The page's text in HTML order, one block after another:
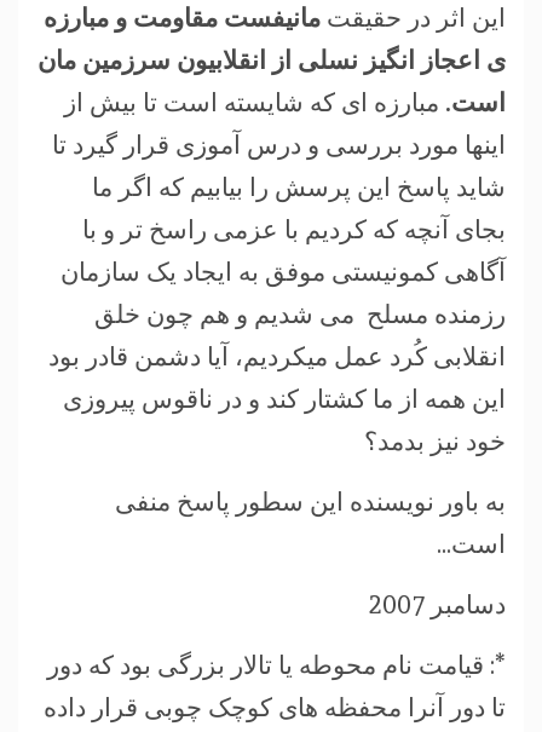
این اثر در حقیقت مانيفست مقاومت و مبارزه
ی اعجاز انگیز نسلی از انقلابیون سرزمین مان
است. مبارزه ای که شایسته است تا بیش از
اینها مورد بررسی و درس آموزی قرار گیرد تا
شاید پاسخ این پرسش را بیابیم که اگر ما
بجای آنچه که کردیم با عزمی راسخ تر و با
آگاهی کمونيستی موفق به ايجاد یک سازمان
رزمنده مسلح می شديم و هم چون خلق
انقلابی کُرد عمل میکردیم، آیا دشمن قادر بود
این همه از ما کشتار کند و در ناقوس پیروزی
خود نیز بدمد؟
به باور نویسنده این سطور پاسخ منفی
است…
دسامبر 2007
*: قیامت نام محوطه یا تالار بزرگی بود که دور
تا دور آنرا محفظه های کوچک چوبی قرار داده